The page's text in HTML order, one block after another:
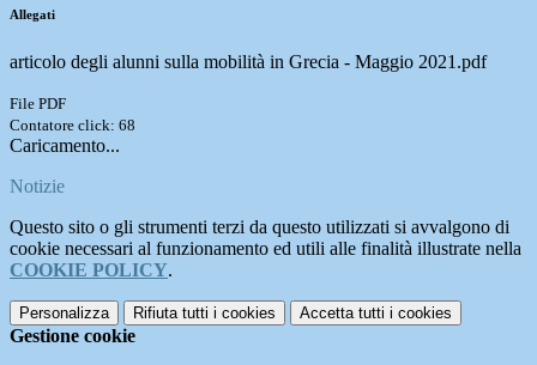
Allegati
articolo degli alunni sulla mobilità in Grecia - Maggio 2021.pdf
File PDF
Contatore click: 68
Caricamento...
Notizie
Questo sito o gli strumenti terzi da questo utilizzati si avvalgono di
cookie necessari al funzionamento ed utili alle finalità illustrate nella
COOKIE POLICY.
Personalizza Rifiuta tutti i cookies Accetta tutti i cookies
Gestione cookie